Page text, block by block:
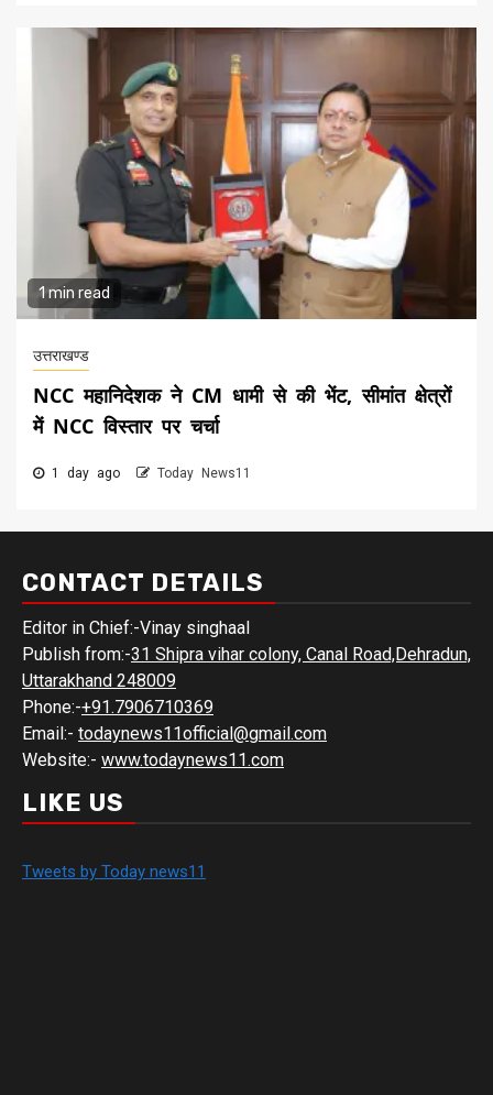
1 min read
उत्तराखण्ड
NCC महानिदेशक ने CM धामी से की भेंट, सीमांत क्षेत्रों
में NCC विस्तार पर चर्चा
1 day ago Today News11
CONTACT DETAILS
Editor in Chief:-Vinay singhaal
Publish from:-31 Shipra vihar colony, Canal Road,Dehradun,
Uttarakhand 248009
Phone:-+91.7906710369
Email:- todaynews11official@gmail.com
Website:- www.todaynews11.com
LIKE US
Tweets by Today news11